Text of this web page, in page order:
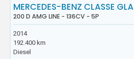
MERCEDES-BENZ CLASSE GLA
200 D AMG LINE - 136CV - 5P
2014
192.400 km
Diesel